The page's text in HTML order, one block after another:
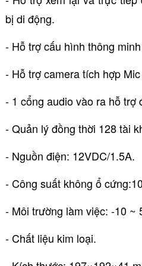
bị di động.
- Hỗ trợ cấu hình thông
- Hỗ trợ camera tích hợp
- 1 cổng audio vào ra hỗ trợ
- Quản lý đồng thời 128 tài
- Nguồn điện: 12VDC/1.5A.
- Công suất không ổ
- Môi trường làm việc: -10 ~
- Chất liệu kim loại.